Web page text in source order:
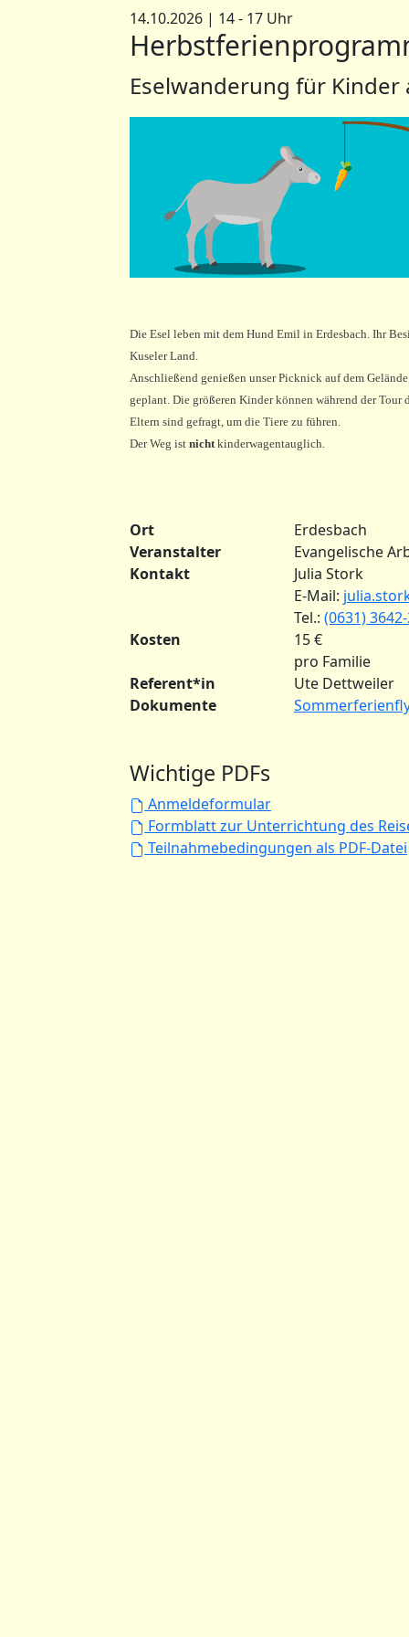
14.10.2026 | 14 - 17 Uhr
Eselwanderung für Kinder
Die Esel leben mit dem Hund Emil in Erdesbach. Ihr
Kuseler Land.
Anschließend genießen unser Picknick auf dem
geplant. Die größeren Kinder können während der
Eltern sind gefragt, um die Tiere zu führen.
Der Weg ist nicht kinderwagentauglich.
Ort
Erdesbach
Veranstalter
Evangelische
Kontakt
Julia Stork
E-Mail:
Tel.: (0631)
Kosten
15 €
pro Familie
Referent*in
Ute Dettweiler
Dokumente
Wichtige PDFs
Anmeldeformular
Formblatt zur Unterrichtung des
Teilnahmebedingungen als PDF-Datei